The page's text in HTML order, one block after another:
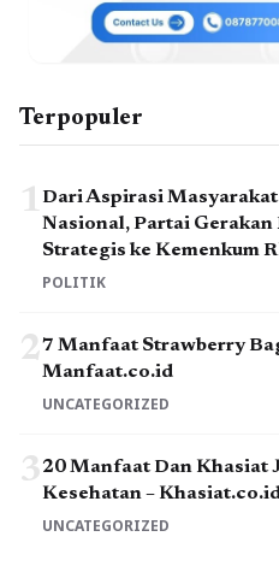
Terpopuler
1 Dari Aspirasi
Nasional, Partai Gerakan
Strategis ke Kemenkum
POLITIK
27 Manfaat Strawberry
Manfaat.co.id
UNCATEGORIZED
320 Manfaat Dan Khasiat
Kesehatan –
UNCATEGORIZED